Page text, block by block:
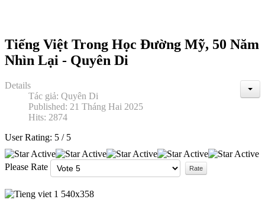
Tiếng Việt Trong Học Đường Mỹ, 50 Năm
Nhìn Lại - Quyên Di
Details
Tác giả: Quyên Di
Published: 21 Tháng Hai 2025
Hits: 2874
User Rating: 5 / 5
Please Rate